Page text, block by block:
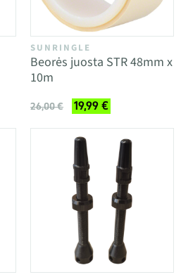
SUNRINGLE
Beorės juosta STR 48mm x
10m
26,00 € 19,99 €